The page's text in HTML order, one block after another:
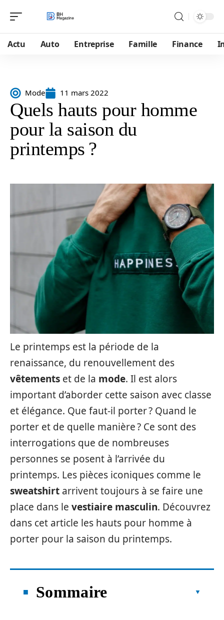
Actu Auto Entreprise Famille Finance
Mode 11 mars 2022
Quels hauts pour homme
pour la saison du
printemps ?
Le printemps est la période de la
renaissance, du renouvellement des
vêtements et de la mode. Il est alors
important d’aborder cette saison avec classe
et élégance. Que faut-il porter ? Quand le
porter et de quelle manière ? Ce sont des
interrogations que de nombreuses
personnes se posent à l’arrivée du
printemps. Les pièces iconiques comme le
sweatshirt arrivent toujours à se faire une
place dans le vestiaire masculin. Découvrez
dans cet article les hauts pour homme à
porter pour la saison du printemps.
Sommaire